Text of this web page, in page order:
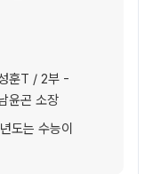
훈T / 2부 -
윤곤 소장
도는 수능이